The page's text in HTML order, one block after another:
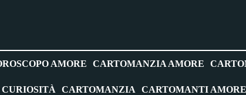
AMORE CARTOMANZIA AMORE
CARTOMANZIA CARTOMANTI AMORE